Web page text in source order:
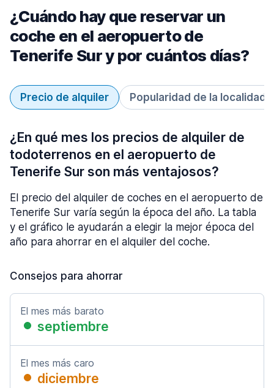
¿Cuándo hay que reservar un
coche en el aeropuerto de
Tenerife Sur y por cuántos días?
Precio de alquiler Popularidad de la localidad
¿En qué mes los precios de alquiler de
todoterrenos en el aeropuerto de
Tenerife Sur son más ventajosos?
El precio del alquiler de coches en el aeropuerto de
Tenerife Sur varía según la época del año. La tabla
y el gráfico le ayudarán a elegir la mejor época del
año para ahorrar en el alquiler del coche.
Consejos para ahorrar
El mes más barato
septiembre
El mes más caro
diciembre